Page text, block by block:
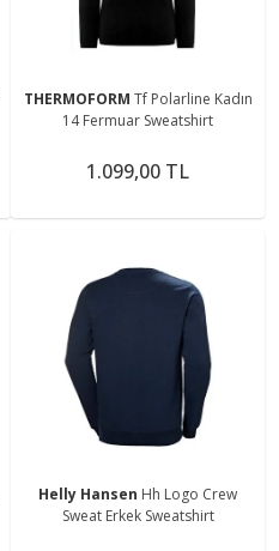
THERMOFORM Tf Polarline Kadın
14 Fermuar Sweatshirt
1.099,00 TL
Helly Hansen Hh Logo Crew
Sweat Erkek Sweatshirt